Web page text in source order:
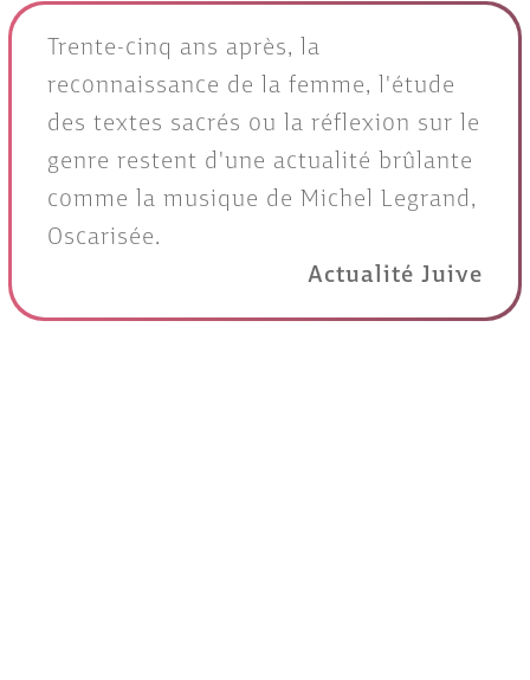
Trente-cinq ans après, la
reconnaissance de la femme, l'étude
des textes sacrés ou la réflexion sur le
genre restent d'une actualité brûlante
comme la musique de Michel Legrand,
Oscarisée.
Actualité Juive